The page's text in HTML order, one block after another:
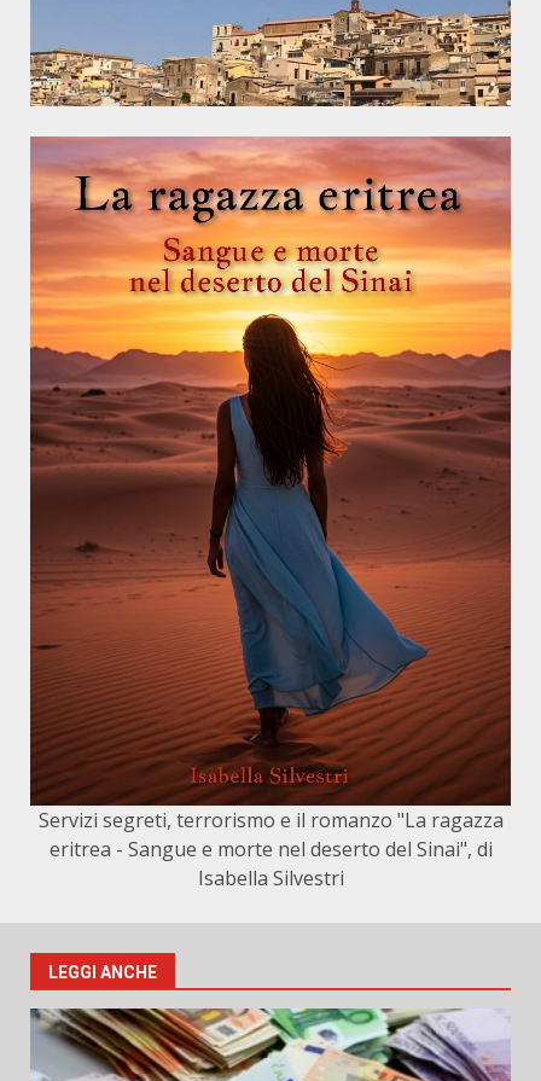
Servizi segreti, terrorismo e il romanzo "La ragazza
eritrea - Sangue e morte nel deserto del Sinai", di
Isabella Silvestri
LEGGI ANCHE